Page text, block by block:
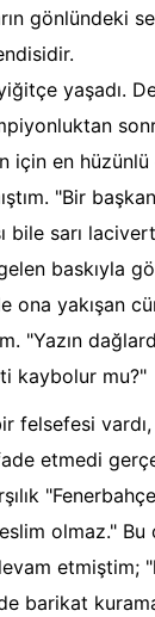
gönlündeki
yaşadı.
için en
"Bir
bile sarı
baskıyla
ona yakışan
"Yazın
kaybolur mu?"
felsefesi
etmedi
olmaz." Bu
etmiştim;
barikat